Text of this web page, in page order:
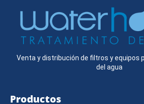
Venta y distribución de filtros y equipos
del agua
Productos